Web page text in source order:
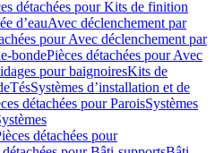
détachées pour Kits de finition
d’eauAvec déclenchement par
pour Avec déclenchement par
bondePièces détachées pour Avec
pour baignoiresKits de
TésSystèmes d’installation et de
détachées pour ParoisSystèmes
détachées pour